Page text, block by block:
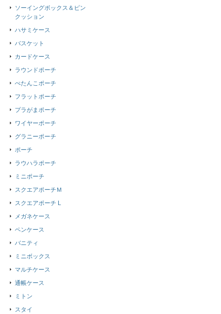
ソーイングボックス＆ピン
クッション
ハサミケース
バスケット
カードケース
ラウンドポーチ
ぺたんこポーチ
フラットポーチ
プラがまポーチ
ワイヤーポーチ
グラニーポーチ
ポーチ
ラウハラポーチ
ミニポーチ
スクエアポーチＭ
スクエアポーチ L
メガネケース
ペンケース
バニティ
ミニボックス
マルチケース
通帳ケース
ミトン
スタイ